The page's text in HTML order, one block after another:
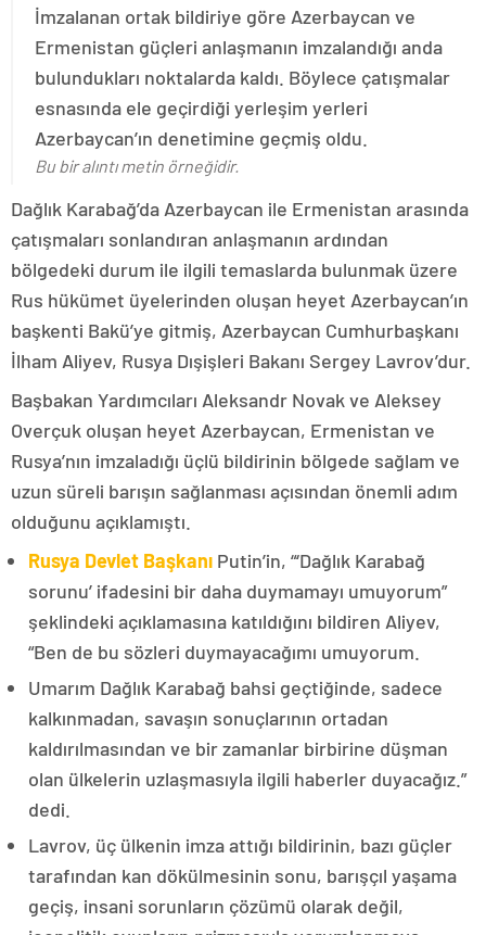
İmzalanan ortak bildiriye göre Azerbaycan ve
Ermenistan güçleri anlaşmanın imzalandığı anda
bulundukları noktalarda kaldı. Böylece çatışmalar
esnasında ele geçirdiği yerleşim yerleri
Azerbaycan’ın denetimine geçmiş oldu.
Bu bir alıntı metin örneğidir.
Dağlık Karabağ’da Azerbaycan ile Ermenistan arasında
çatışmaları sonlandıran anlaşmanın ardından
bölgedeki durum ile ilgili temaslarda bulunmak üzere
Rus hükümet üyelerinden oluşan heyet Azerbaycan’ın
başkenti Bakü’ye gitmiş, Azerbaycan Cumhurbaşkanı
İlham Aliyev, Rusya Dışişleri Bakanı Sergey Lavrov’dur.
Başbakan Yardımcıları Aleksandr Novak ve Aleksey
Overçuk oluşan heyet Azerbaycan, Ermenistan ve
Rusya’nın imzaladığı üçlü bildirinin bölgede sağlam ve
uzun süreli barışın sağlanması açısından önemli adım
olduğunu açıklamıştı.
Rusya Devlet Başkanı Putin’in, “‘Dağlık Karabağ
sorunu’ ifadesini bir daha duymamayı umuyorum”
şeklindeki açıklamasına katıldığını bildiren Aliyev,
“Ben de bu sözleri duymayacağımı umuyorum.
Umarım Dağlık Karabağ bahsi geçtiğinde, sadece
kalkınmadan, savaşın sonuçlarının ortadan
kaldırılmasından ve bir zamanlar birbirine düşman
olan ülkelerin uzlaşmasıyla ilgili haberler duyacağız.”
dedi.
Lavrov, üç ülkenin imza attığı bildirinin, bazı güçler
tarafından kan dökülmesinin sonu, barışçıl yaşama
geçiş, insani sorunların çözümü olarak değil,